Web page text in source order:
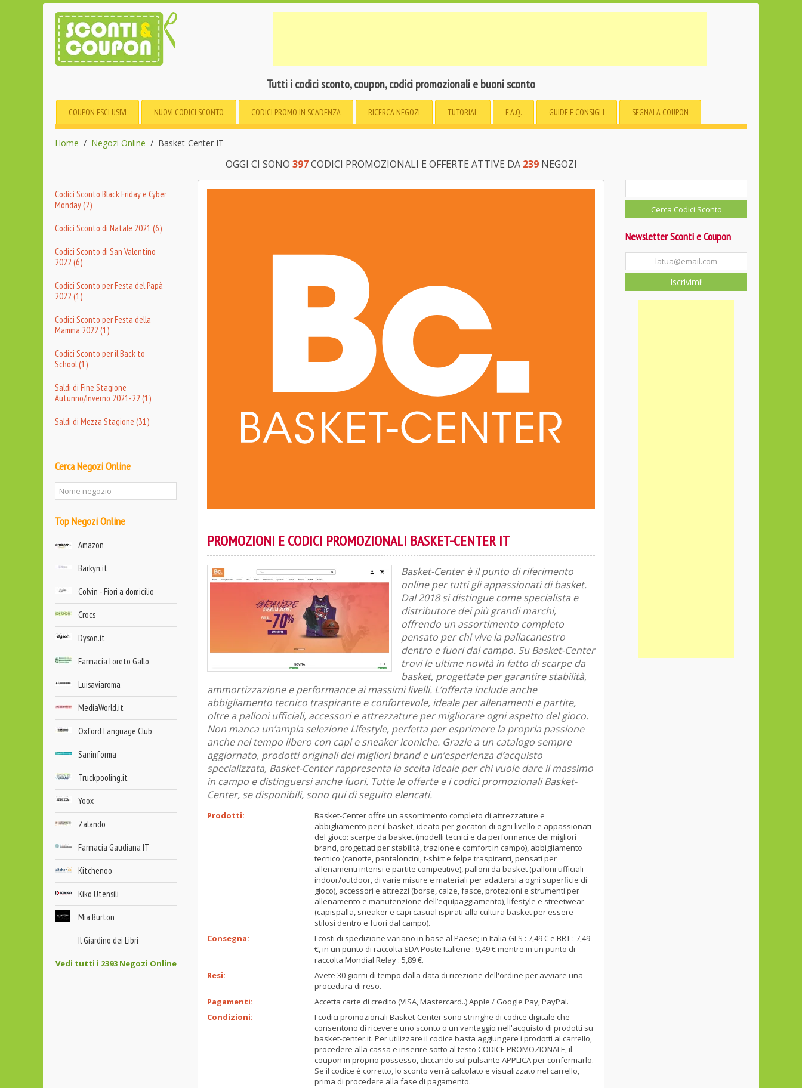
Tutti i codici sconto, coupon, codici promozionali e buoni sconto
COUPON ESCLUSIVI NUOVI CODICI SCONTO CODICI PROMO IN SCADENZA RICERCA NEGOZI TUTORIAL F.A.Q. GUIDE E CONSIGLI SEGNALA COUPON
Home Negozi Online Basket-Center IT
OGGI CI SONO 397CODICI PROMOZIONALI E OFFERTE ATTIVE DA 239NEGOZI
Codici Sconto Black Friday e Cyber
Monday (2)
Codici Sconto di Natale 2021 (6)
Codici Sconto di San Valentino
2022 (6)
Codici Sconto per Festa del Papà
2022 (1)
Codici Sconto per Festa della
Mamma 2022 (1)
Codici Sconto per il Back to
School (1)
Saldi di Fine Stagione
Autunno/Inverno 2021-22 (1)
Saldi di Mezza Stagione (31)
Cerca Negozi Online
Top Negozi Online
Amazon
Barkyn.it
Colvin - Fiori a domicilio
Crocs
Dyson.it
Farmacia Loreto Gallo
Luisaviaroma
MediaWorld.it
Oxford Language Club
Saninforma
Truckpooling.it
Yoox
Zalando
Farmacia Gaudiana IT
Kitchenoo
Kiko Utensili
Mia Burton
Il Giardino dei Libri
Vedi tutti i 2393 Negozi Online
PROMOZIONI E CODICI PROMOZIONALI BASKET-CENTER IT
Basket-Center è il punto di riferimento
online per tutti gli appassionati di basket.
Dal 2018 si distingue come specialista e
distributore dei più grandi marchi,
offrendo un assortimento completo
pensato per chi vive la pallacanestro
dentro e fuori dal campo. Su Basket-Center
trovi le ultime novità in fatto di scarpe da
basket, progettate per garantire stabilità,
ammortizzazione e performance ai massimi livelli. L’offerta include anche
abbigliamento tecnico traspirante e confortevole, ideale per allenamenti e partite,
oltre a palloni ufficiali, accessori e attrezzature per migliorare ogni aspetto del gioco.
Non manca un’ampia selezione Lifestyle, perfetta per esprimere la propria passione
anche nel tempo libero con capi e sneaker iconiche. Grazie a un catalogo sempre
aggiornato, prodotti originali dei migliori brand e un’esperienza d’acquisto
specializzata, Basket-Center rappresenta la scelta ideale per chi vuole dare il massimo
in campo e distinguersi anche fuori. Tutte le offerte e i codici promozionali Basket-
Center, se disponibili, sono qui di seguito elencati.
Prodotti:
Basket-Center offre un assortimento completo di attrezzature e
abbigliamento per il basket, ideato per giocatori di ogni livello e appassionati
del gioco: scarpe da basket (modelli tecnici e da performance dei migliori
brand, progettati per stabilità, trazione e comfort in campo), abbigliamento
tecnico (canotte, pantaloncini, t-shirt e felpe traspiranti, pensati per
allenamenti intensi e partite competitive), palloni da basket (palloni ufficiali
indoor/outdoor, di varie misure e materiali per adattarsi a ogni superficie di
gioco), accessori e attrezzi (borse, calze, fasce, protezioni e strumenti per
allenamento e manutenzione dell’equipaggiamento), lifestyle e streetwear
(capispalla, sneaker e capi casual ispirati alla cultura basket per essere
stilosi dentro e fuori dal campo).
Consegna:
I costi di spedizione variano in base al Paese; in Italia GLS : 7,49 € e BRT : 7,49
€, in un punto di raccolta SDA Poste Italiene : 9,49 € mentre in un punto di
raccolta Mondial Relay : 5,89 €.
Resi:
Avete 30 giorni di tempo dalla data di ricezione dell'ordine per avviare una
procedura di reso.
Pagamenti:
Accetta carte di credito (VISA, Mastercard..) Apple / Google Pay, PayPal.
Condizioni:
I codici promozionali Basket-Center sono stringhe di codice digitale che
consentono di ricevere uno sconto o un vantaggio nell'acquisto di prodotti su
basket-center.it. Per utilizzare il codice basta aggiungere i prodotti al carrello,
procedere alla cassa e inserire sotto al testo CODICE PROMOZIONALE, il
coupon in proprio possesso, cliccando sul pulsante APPLICA per confermarlo.
Se il codice è corretto, lo sconto verrà calcolato e visualizzato nel carrello,
prima di procedere alla fase di pagamento.
Newsletter Sconti e Coupon
Iscrivimi!